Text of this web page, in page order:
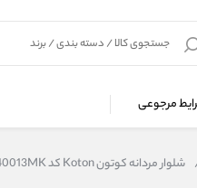
مرجوعی
شلوار مردانه کوتون Koton کد 5SAM40013MK